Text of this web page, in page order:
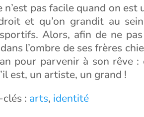
n’est pas facile quand on
et qu’on grandit au
Alors, afin de ne
l’ombre de ses frères
pour parvenir à son rêve :
est, un artiste, un grand !
: arts, identité